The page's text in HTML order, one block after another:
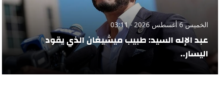
الخميس 6 أغسطس 2026 - 03:11
عبد الإله السيد: طبيب ميشيغان الذي يقود
اليسار..